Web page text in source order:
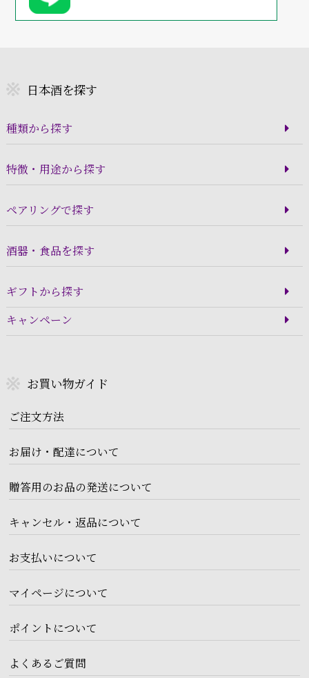
日本酒を探す
種類から探す
特徴・用途から探す
ペアリングで探す
酒器・食品を探す
ギフトから探す
キャンペーン
お買い物ガイド
ご注文方法
お届け・配達について
贈答用のお品の発送について
キャンセル・返品について
お支払いについて
マイページについて
ポイントについて
よくあるご質問